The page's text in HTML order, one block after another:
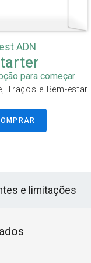
ADN
para começar
Traços e Bem-estar
e limitações